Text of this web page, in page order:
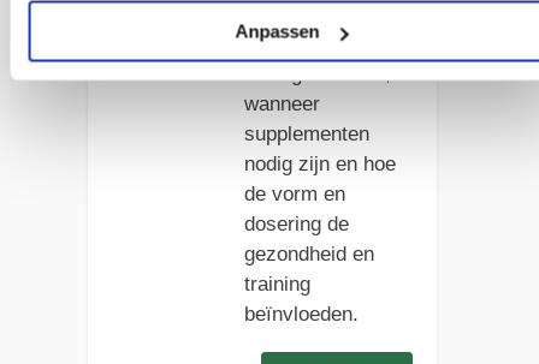
Anpassen
paarden vitamine
wanneer
supplementen
nodig zijn en hoe
de vorm en
dosering de
gezondheid en
training
beïnvloeden.